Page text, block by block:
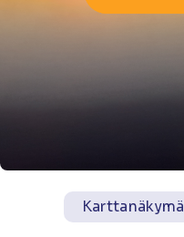
Karttanäkymä